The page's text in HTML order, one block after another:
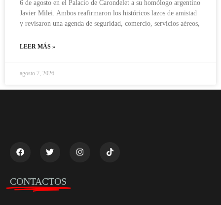
6 de agosto en el Palacio de Carondelet a su homólogo argentino
Javier Milei. Ambos reafirmaron los históricos lazos de amistad
y revisaron una agenda de seguridad, comercio, servicios aéreos,
LEER MÁS »
agosto 7, 2026
CONTACTOS